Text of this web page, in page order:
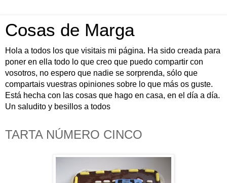
Cosas de Marga
Hola a todos los que visitais mi página. Ha sido creada para
poner en ella todo lo que creo que puedo compartir con
vosotros, no espero que nadie se sorprenda, sólo que
compartais vuestras opiniones sobre lo que más os guste.
Está hecha con las cosas que hago en casa, en el día a día.
Un saludito y besillos a todos
TARTA NÚMERO CINCO